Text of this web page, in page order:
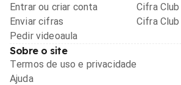
Entrar ou criar conta
Enviar cifras
Pedir videoaula
Cifra Club
Cifra
Sobre o site
Termos de uso e privacidade
Ajuda